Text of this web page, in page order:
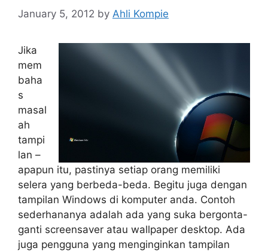
January 5, 2012 by Ahli Kompie
Jika
mem
baha
s
masal
ah
tampi
lan –
apapun itu, pastinya setiap orang memiliki
selera yang berbeda-beda. Begitu juga dengan
tampilan Windows di komputer anda. Contoh
sederhananya adalah ada yang suka bergonta-
ganti screensaver atau wallpaper desktop. Ada
juga pengguna yang menginginkan tampilan